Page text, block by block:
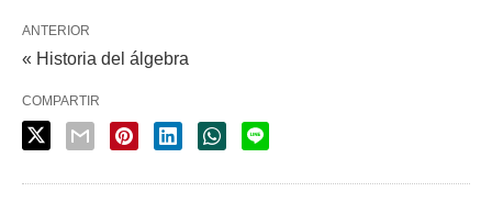
ANTERIOR
« Historia del álgebra
COMPARTIR